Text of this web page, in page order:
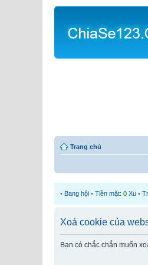
Trang chủ
• Bang hội • Tiền mặt: 0 Xu •
Xoá cookie của
Bạn có chắc chắn muốn